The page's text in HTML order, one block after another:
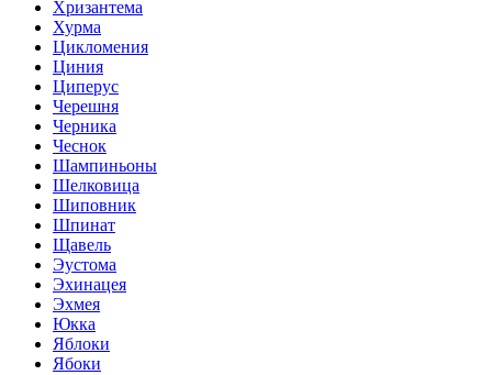
Хризантема
Хурма
Цикломения
Циния
Циперус
Черешня
Черника
Чеснок
Шампиньоны
Шелковица
Шиповник
Шпинат
Щавель
Эустома
Эхинацея
Эхмея
Юкка
Яблоки
Ябоки